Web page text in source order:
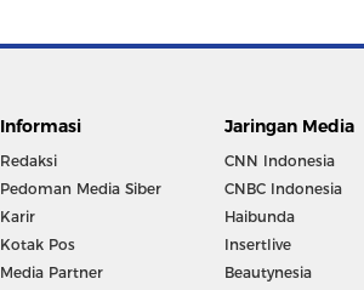
Informasi
Redaksi
Pedoman Media Siber
Karir
Kotak Pos
Media Partner
Jaringan Media
CNN Indonesia
CNBC Indonesia
Haibunda
Insertlive
Beautynesia